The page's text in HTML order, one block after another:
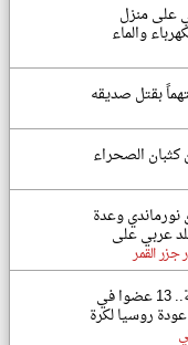
على منزل
والماء
بقتل صديقه
الصحراء
وعدة
عربي على
جزر القمر
بينهم ممثلو 7 دول عربية.. 13 عضوا في
روسيا لكرة